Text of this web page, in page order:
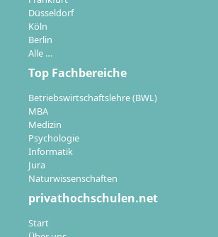
Düsseldorf
Köln
Berlin
Alle …
Top Fachbereiche
Betriebswirtschaftslehre (BWL)
MBA
Medizin
Psychologie
Informatik
Jura
Naturwissenschaften
privathochschulen.net
Start